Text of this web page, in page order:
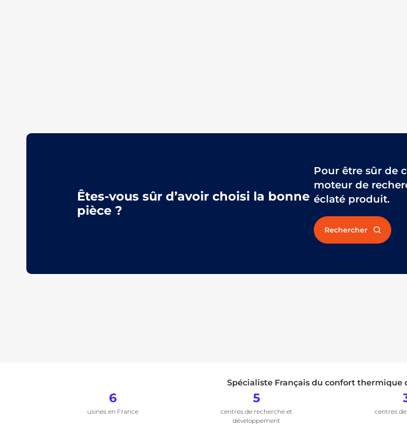
Êtes-vous sûr d’avoir choisi la bonne
pièce ?
Pour être sûr de
moteur de
éclaté produit.
Rechercher
Spécialiste Français du confort thermique
6
usines en France
5
centres de recherche et
développement
centres